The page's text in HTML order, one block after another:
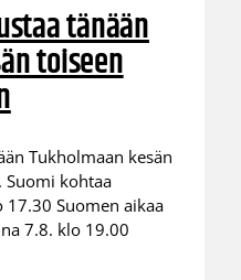
tänään
toiseen
Tukholmaan kesän
Suomi kohtaa
Suomen aikaa
7.8. klo 19.00